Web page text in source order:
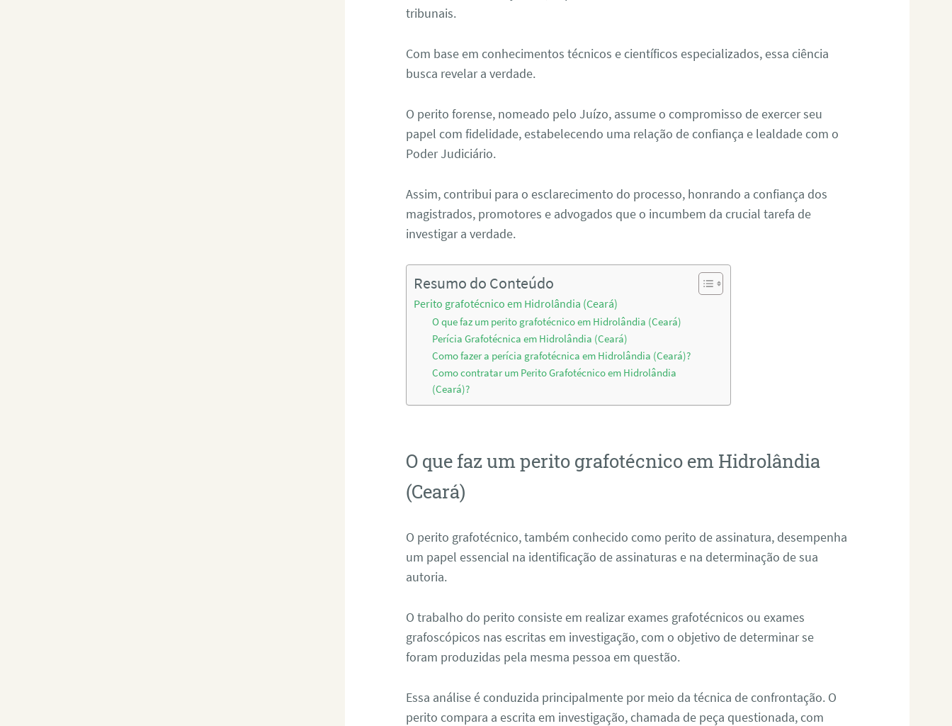
tribunais.
Com base em conhecimentos técnicos e científicos especializados, essa ciência
busca revelar a verdade.
O perito forense, nomeado pelo Juízo, assume o compromisso de exercer seu
papel com fidelidade, estabelecendo uma relação de confiança e lealdade com o
Poder Judiciário.
Assim, contribui para o esclarecimento do processo, honrando a confiança dos
magistrados, promotores e advogados que o incumbem da crucial tarefa de
investigar a verdade.
Resumo do Conteúdo
Perito grafotécnico em Hidrolândia (Ceará)
O que faz um perito grafotécnico em Hidrolândia (Ceará)
Perícia Grafotécnica em Hidrolândia (Ceará)
Como fazer a perícia grafotécnica em Hidrolândia (Ceará)?
Como contratar um Perito Grafotécnico em Hidrolândia
(Ceará)?
O que faz um perito grafotécnico em Hidrolândia
(Ceará)
O perito grafotécnico, também conhecido como perito de assinatura, desempenha
um papel essencial na identificação de assinaturas e na determinação de sua
autoria.
O trabalho do perito consiste em realizar exames grafotécnicos ou exames
grafoscópicos nas escritas em investigação, com o objetivo de determinar se
foram produzidas pela mesma pessoa em questão.
Essa análise é conduzida principalmente por meio da técnica de confrontação. O
perito compara a escrita em investigação, chamada de peça questionada, com